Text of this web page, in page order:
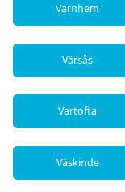
Varnhem
Värsås
Vartofta
Väskinde